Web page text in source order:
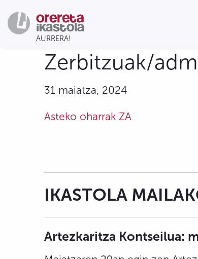
Zerbitzuak/
31 maiatza, 2024
Asteko oharrak ZA
IKASTOLA
Artezkaritza Kontseilua: